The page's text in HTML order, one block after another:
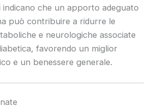
indicano che un apporto adeguato
può contribuire a ridurre le
e neurologiche associate
favorendo un miglior
e un benessere generale.